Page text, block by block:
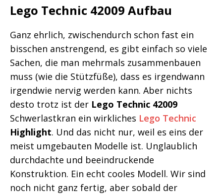
Lego Technic 42009 Aufbau
Ganz ehrlich, zwischendurch schon fast ein
bisschen anstrengend, es gibt einfach so viele
Sachen, die man mehrmals zusammenbauen
muss (wie die Stützfüße), dass es irgendwann
irgendwie nervig werden kann. Aber nichts
desto trotz ist der Lego Technic 42009
Schwerlastkran ein wirkliches Lego Technic
Highlight. Und das nicht nur, weil es eins der
meist umgebauten Modelle ist. Unglaublich
durchdachte und beeindruckende
Konstruktion. Ein echt cooles Modell. Wir sind
noch nicht ganz fertig, aber sobald der